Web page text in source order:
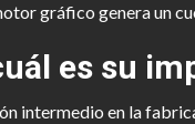
gráfico genera un
es su
intermedio en la